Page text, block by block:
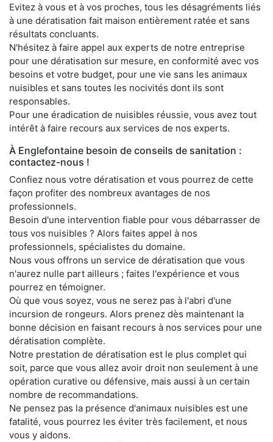
Evitez à vous et à vos proches, tous les désagréments liés
à une dératisation fait maison entièrement ratée et sans
résultats concluants.
N'hésitez à faire appel aux experts de notre entreprise
pour une dératisation sur mesure, en conformité avec vos
besoins et votre budget, pour une vie sans les animaux
nuisibles et sans toutes les nocivités dont ils sont
responsables.
Pour une éradication de nuisibles réussie, vous avez tout
intérêt à faire recours aux services de nos experts.
À Englefontaine besoin de conseils de sanitation :
contactez-nous !
Confiez nous votre dératisation et vous pourrez de cette
façon profiter des nombreux avantages de nos
professionnels.
Besoin d'une intervention fiable pour vous débarrasser de
tous vos nuisibles ? Alors faites appel à nos
professionnels, spécialistes du domaine.
Nous vous offrons un service de dératisation que vous
n'aurez nulle part ailleurs ; faites l'expérience et vous
pourrez en témoigner.
Où que vous soyez, vous ne serez pas à l'abri d'une
incursion de rongeurs. Alors prenez dès maintenant la
bonne décision en faisant recours à nos services pour une
dératisation complète.
Notre prestation de dératisation est le plus complet qui
soit, parce que vous allez avoir droit non seulement à une
opération curative ou défensive, mais aussi à un certain
nombre de recommandations.
Ne pensez pas la présence d'animaux nuisibles est une
fatalité, vous pourrez les éviter très facilement, et nous
vous y aidons.